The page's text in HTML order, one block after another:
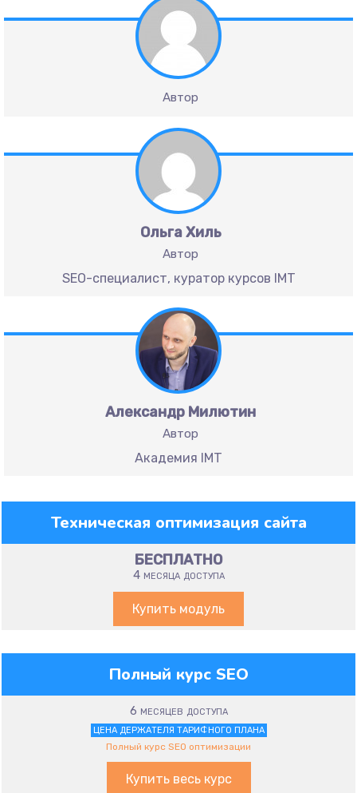
Автор
Ольга Хиль
Автор
SEO-специалист, куратор курсов IMT
Александр Милютин
Автор
Академия IMT
Техническая оптимизация сайта
БЕСПЛАТНО
4 месяца доступа
Купить модуль
Полный курс SEO
6 месяцев доступа
ЦЕНА ДЕРЖАТЕЛЯ ТАРИФНОГО ПЛАНА
Полный курс SEO оптимизации
Купить весь курс